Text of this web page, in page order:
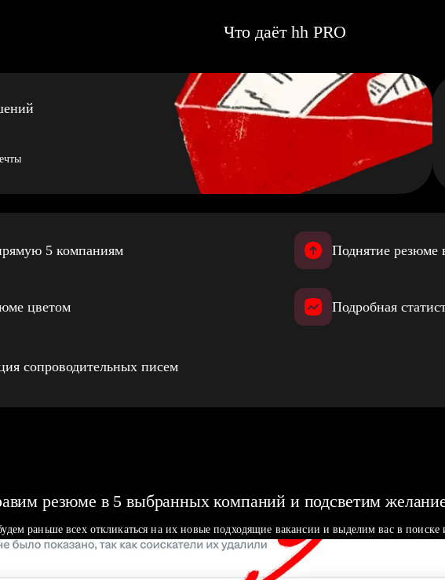
Что даёт hh PRO
5 компаниям Поднятие резюме
цветом Подробная
сопроводительных писем
резюме в 5 выбранных компаний и подсветим
раньше всех откликаться на их новые подходящие вакансии и выделим вас в поиске